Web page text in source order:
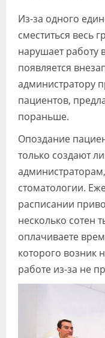
Форум
Клиники
Специалисты
Галерея
Блоги
Лаборатории
Из-за одного
сместиться весь
нарушает работу
появляется
администратору
пациентов,
пораньше.
Опоздание
только создают
стоматологии.
расписании
несколько сотен
оплачиваете
которого возник
работе из-за не